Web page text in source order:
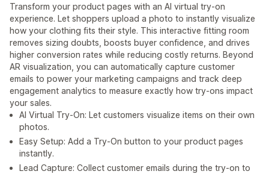
Transform your product pages with an AI virtual try-on
experience. Let shoppers upload a photo to instantly visualize
how your clothing fits their style. This interactive fitting room
removes sizing doubts, boosts buyer confidence, and drives
higher conversion rates while reducing costly returns. Beyond
AR visualization, you can automatically capture customer
emails to power your marketing campaigns and track deep
engagement analytics to measure exactly how try-ons impact
your sales.
AI Virtual Try-On: Let customers visualize items on their own
photos.
Easy Setup: Add a Try-On button to your product pages
instantly.
Lead Capture: Collect customer emails during the try-on to